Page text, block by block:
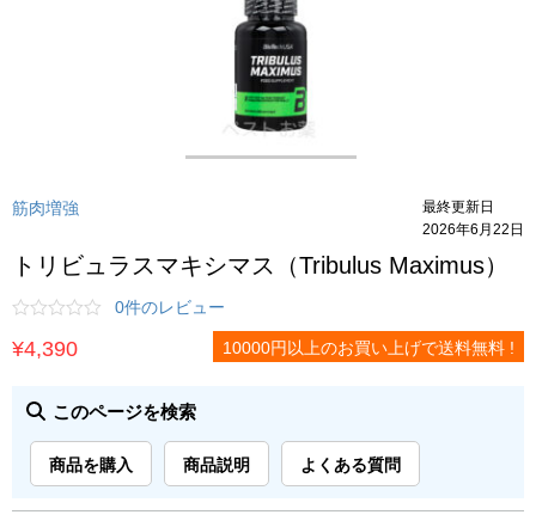
筋肉増強
最終更新日
2026年6月22日
トリビュラスマキシマス（Tribulus Maximus）
0件のレビュー
¥4,390 10000円以上のお買い上げで送料無料 !
このページを検索
商品を購入 商品説明 よくある質問